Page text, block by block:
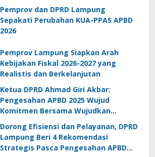
Pemprov dan DPRD Lampung
Sepakati Perubahan KUA-PPAS APBD
2026
Pemprov Lampung Siapkan Arah
Kebijakan Fiskal 2026-2027 yang
Realistis dan Berkelanjutan
Ketua DPRD Ahmad Giri Akbar:
Pengesahan APBD 2025 Wujud
Komitmen Bersama Wujudkan
Dorong Efisiensi dan Pelayanan, DPRD
Lampung Beri 4 Rekomendasi
Strategis Pasca Pengesahan APBD